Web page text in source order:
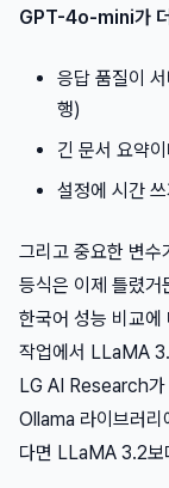
GPT-4o-mini가
응답 품질이
행)
긴 문서 요약
설정에 시간
그리고 중요한 변
등식은 이제 틀렸
한국어 성능 비교에
작업에서 LLaMA
LG AI Research가
Ollama 라이브러리
다면 LLaMA 3.2보